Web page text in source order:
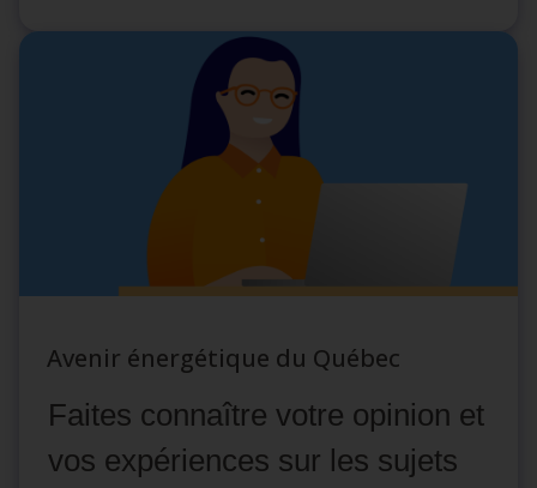
Avenir énergétique du Québec
Faites connaître votre opinion et
vos expériences sur les sujets